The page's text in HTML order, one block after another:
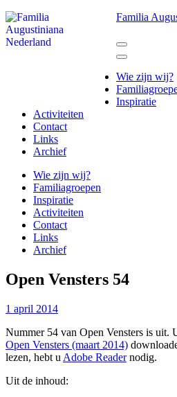
Ga
naar
inhoud
Familia
Wie zijn wij?
Inspiratie
Activiteiten
Contact
Links
Archief
Wie zijn wij?
Familiagroepen
Inspiratie
Activiteiten
Contact
Links
Archief
Open Vensters 54
1 april 2014
Nummer 54 van Open Vensters is uit.
Open Vensters (maart 2014)
lezen, hebt u Adobe Readernodig.
Uit de inhoud: